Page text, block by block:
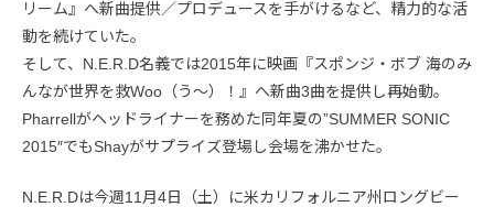
リーム』へ新曲提供／プロデュースを手がけるなど、精力的な活
動を続けていた。
そして、N.E.R.D名義では2015年に映画『スポンジ・ボブ 海のみ
んなが世界を救Woo（う～）！』へ新曲3曲を提供し再始動。
Pharrellがヘッドライナーを務めた同年夏の”SUMMER SONIC
2015″でもShayがサプライズ登場し会場を沸かせた。
N.E.R.Dは今週11月4日（土）に米カリフォルニア州ロングビー